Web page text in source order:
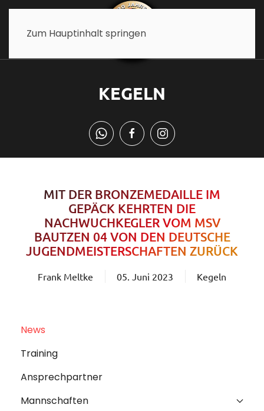
Zum Hauptinhalt springen
KEGELN
MIT DER BRONZEMEDAILLE IM
GEPÄCK KEHRTEN DIE
NACHWUCHKEGLER VOM MSV
BAUTZEN 04 VON DEN DEUTSCHE
JUGENDMEISTERSCHAFTEN ZURÜCK
Frank Meltke 05. Juni 2023 Kegeln
News
Training
Ansprechpartner
Mannschaften